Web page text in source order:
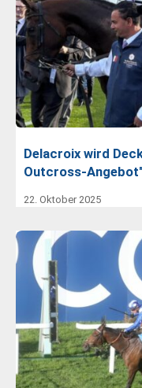
Delacroix wird
Outcross-Angebot"
22. Oktober 2025